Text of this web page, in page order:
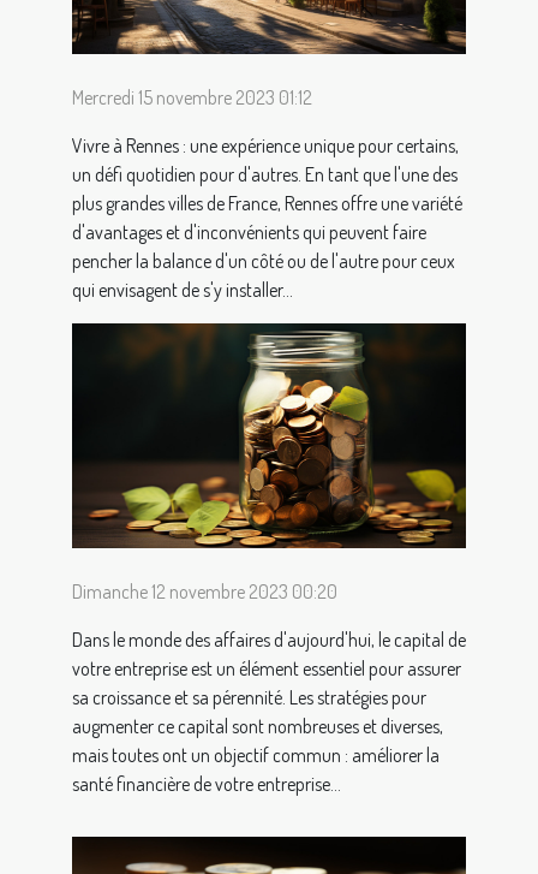
Mercredi 15 novembre 2023 01:12
Vivre à Rennes : une expérience unique pour certains,
un défi quotidien pour d'autres. En tant que l'une des
plus grandes villes de France, Rennes offre une variété
d'avantages et d'inconvénients qui peuvent faire
pencher la balance d'un côté ou de l'autre pour ceux
qui envisagent de s'y installer...
Dimanche 12 novembre 2023 00:20
Dans le monde des affaires d'aujourd'hui, le capital de
votre entreprise est un élément essentiel pour assurer
sa croissance et sa pérennité. Les stratégies pour
augmenter ce capital sont nombreuses et diverses,
mais toutes ont un objectif commun : améliorer la
santé financière de votre entreprise...